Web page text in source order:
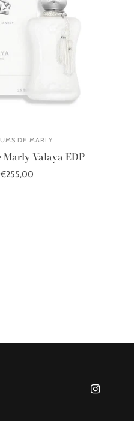
DE MARLY
Marly Valaya EDP
€255,00